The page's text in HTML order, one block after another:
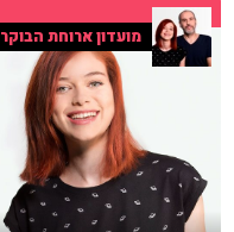
מועדון ארוחת הבוקר